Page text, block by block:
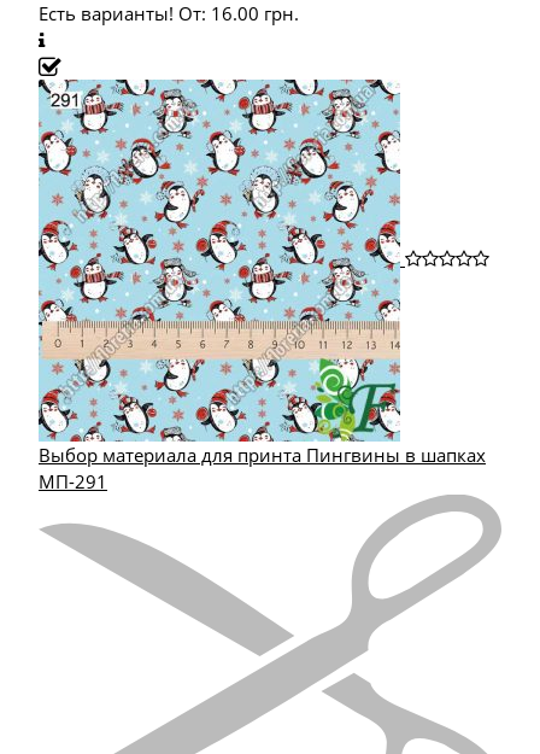
Есть варианты! От: 16.00 грн.
Выбор материала для принта Пингвины в шапках
МП-291